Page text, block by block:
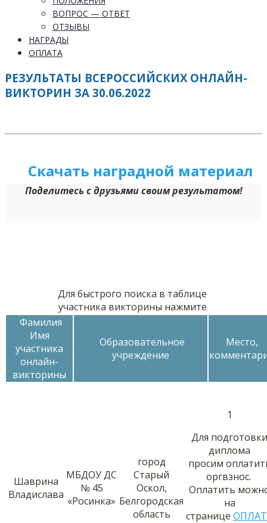
ВОПРОС — ОТВЕТ
ОТЗЫВЫ
НАГРАДЫ
ОПЛАТА
РЕЗУЛЬТАТЫ ВСЕРОССИЙСКИХ ОНЛАЙН-
ВИКТОРИН ЗА 30.06.2022
Скачать наградной материал
Поделитесь с друзьями своим результатом!
Для быстрого поиска в таблице
участника викторины нажмите
Фамилия
Имя
участника
онлайн-
викторины
Образовательное
учреждение
Место,
Шаврина
Владислава
МБДОУ ДС
№ 45
«Росинка»
город
Старый
Оскол,
Белгородская
область
1
Для подготовки
диплома
просим
оргвзнос.
Оплатить
на
странице